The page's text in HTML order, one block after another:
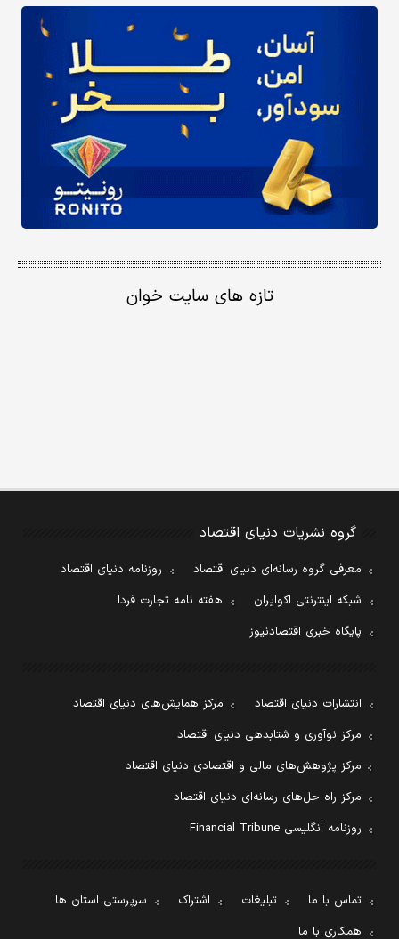
تازه های سایت خوان
گروه نشریات دنیای اقتصاد
معرفی گروه رسانه‌ای دنیای اقتصاد
روزنامه دنیای اقتصاد
شبکه اینترنتی اکوایران
هفته نامه تجارت فردا
پایگاه خبری اقتصادنیوز
انتشارات دنیای اقتصاد
مرکز همایش‌های دنیای اقتصاد
مرکز نوآوری و شتابدهی دنیای اقتصاد
مرکز پژوهش‌های مالی و اقتصادی دنیای اقتصاد
مرکز راه حل‌های رسانه‌ای دنیای اقتصاد
روزنامه انگلیسی Financial Tribune
تماس با ما تبلیغات اشتراک
سرپرستی استان ها
همکاری با ما